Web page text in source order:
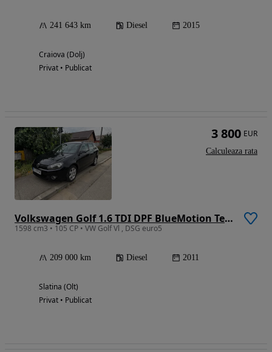
241 643 km Diesel 2015
Craiova (Dolj)
Privat • Publicat
Volkswagen Golf 1.6 TDI DPF BlueMotion Technology DSG Comfortline
1598 cm3 • 105 CP • VW Golf Vl , DSG euro5
209 000 km Diesel 2011
Slatina (Olt)
Privat • Publicat
3 800 EUR
Calculeaza rata